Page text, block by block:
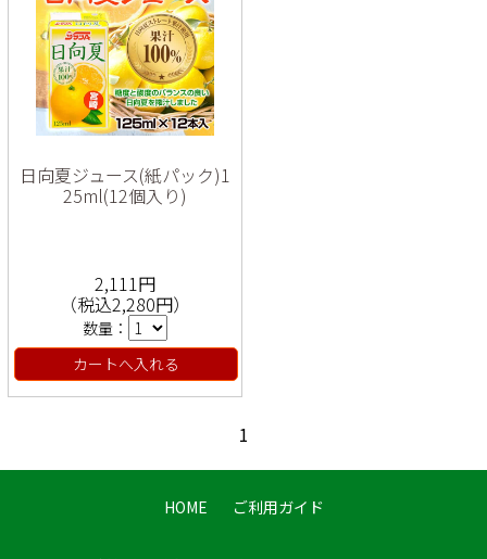
日向夏ジュース(紙パック)1
25ml(12個入り)
2,111円
（税込2,280円）
数量：
カートへ入れる
1
HOME ご利用ガイド